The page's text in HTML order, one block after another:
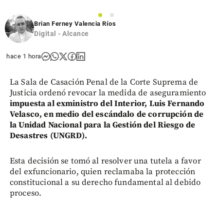
1
2
Brian Ferney Valencia Ríos
Digital - Alcance
hace 1 hora
La Sala de Casación Penal de la Corte Suprema de
Justicia ordenó revocar la medida de aseguramiento
impuesta al exministro del Interior, Luis Fernando
Velasco, en medio del escándalo de corrupción de
la Unidad Nacional para la Gestión del Riesgo de
Desastres (UNGRD).
Esta decisión se tomó al resolver una tutela a favor
del exfuncionario, quien reclamaba la protección
constitucional a su derecho fundamental al debido
proceso.